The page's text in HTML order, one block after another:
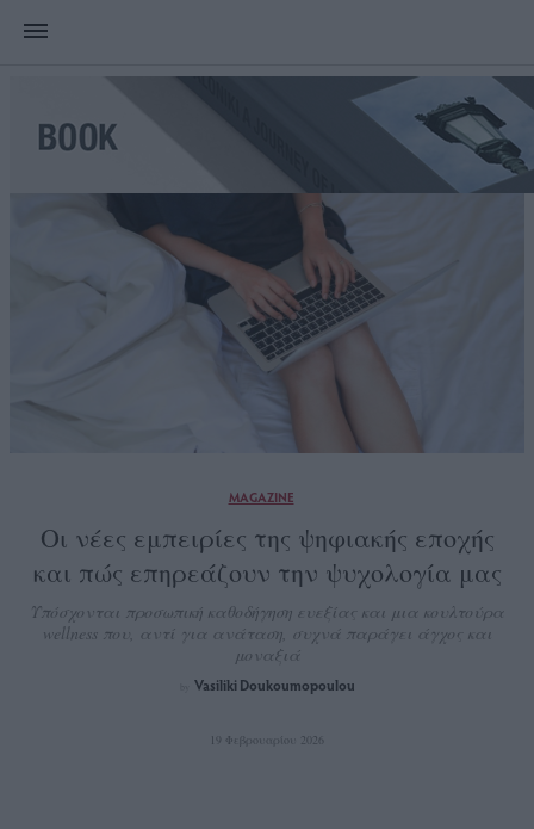
MAGAZINE
Οι νέες εμπειρίες της ψηφιακής εποχής
και πώς επηρεάζουν την ψυχολογία μας
Υπόσχονται προσωπική καθοδήγηση ευεξίας και μια κουλτούρα
wellness που, αντί για ανάταση, συχνά παράγει άγχος και
μοναξιά
Vasiliki Doukoumopoulou
19 Φεβρουαρίου 2026